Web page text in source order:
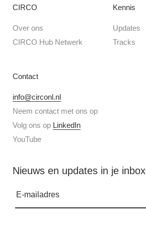
CIRCO
Over ons
CIRCO Hub Netwerk
Kennis
Updates
Tracks
Contact
info@circonl.nl
Neem contact met ons op
Volg ons op LinkedIn
YouTube
Nieuws en updates in je inbox